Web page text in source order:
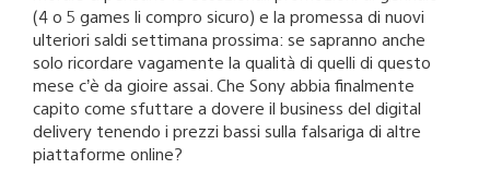
(4 o 5 games li compro sicuro) e la promessa di nuovi
ulteriori saldi settimana prossima: se sapranno anche
solo ricordare vagamente la qualità di quelli di questo
mese c’è da gioire assai. Che Sony abbia finalmente
capito come sfuttare a dovere il business del digital
delivery tenendo i prezzi bassi sulla falsariga di altre
piattaforme online?